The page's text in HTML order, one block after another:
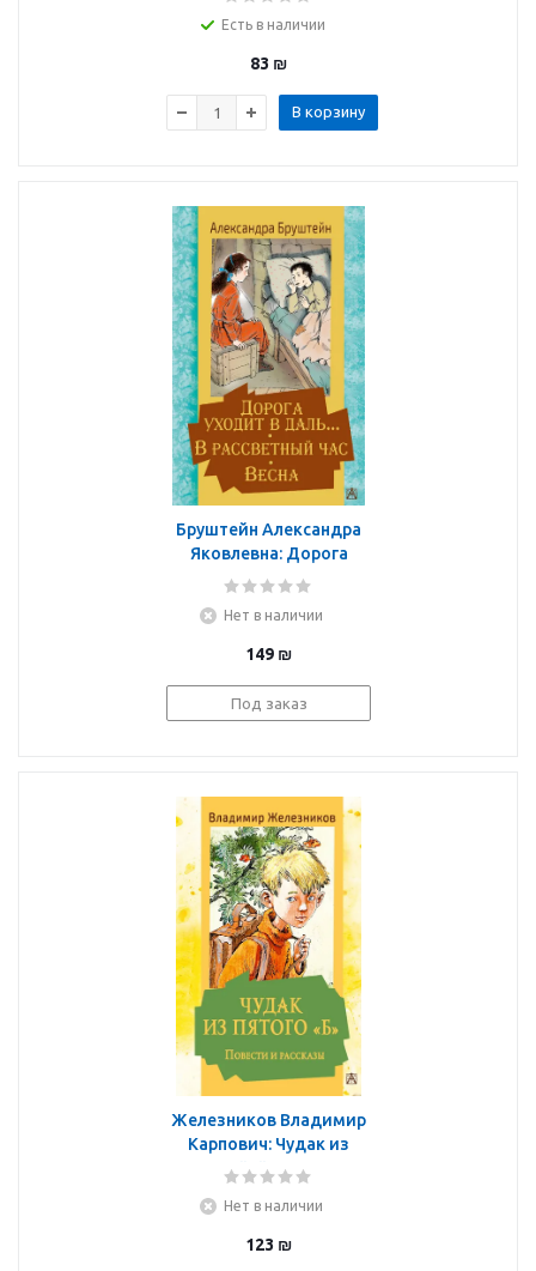
Есть в наличии
83 ₪
В корзину
Бруштейн Александра
Яковлевна: Дорога
уходит в даль… В
Нет в наличии
149 ₪
Под заказ
Железников Владимир
Карпович: Чудак из
пятого "Б". Повести и
Нет в наличии
123 ₪